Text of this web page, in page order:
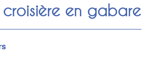
g
a
en gabare